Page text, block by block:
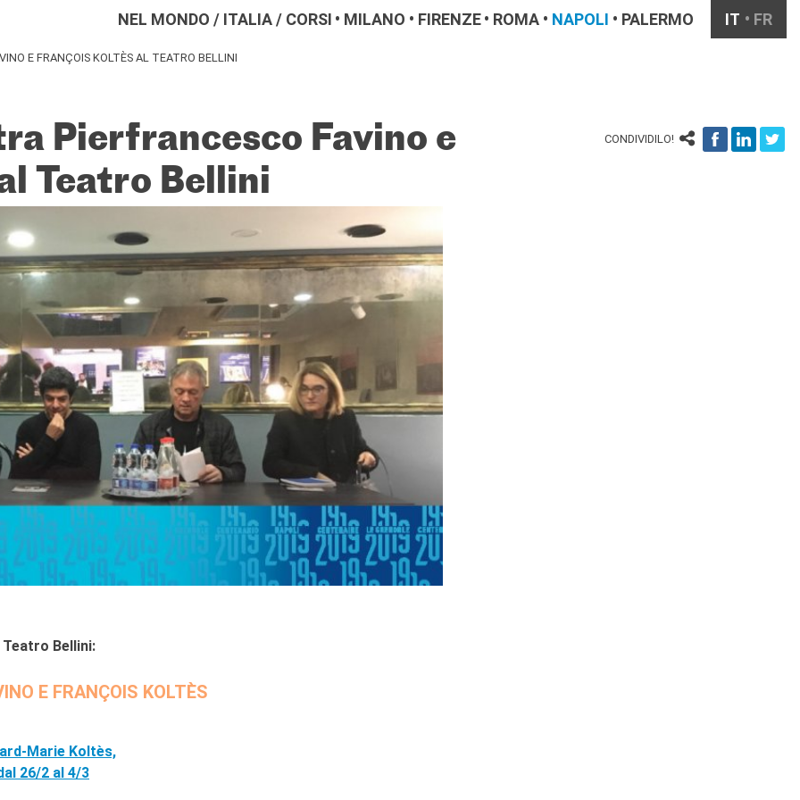
NEL MONDO / ITALIA/ CORSI MILANO FIRENZE ROMA NAPOLI PALERMO IT FR
E FRANÇOIS KOLTÈS AL TEATRO BELLINI
Pierfrancesco Favino e
Teatro Bellini
CONDIVIDILO!
Bellini:
E FRANÇOIS KOLTÈS
Marie Koltès,
26/2 al 4/3